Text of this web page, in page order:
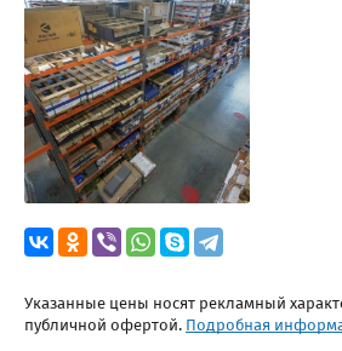
Указанные цены носят рекламный
публичной офертой. Подробная